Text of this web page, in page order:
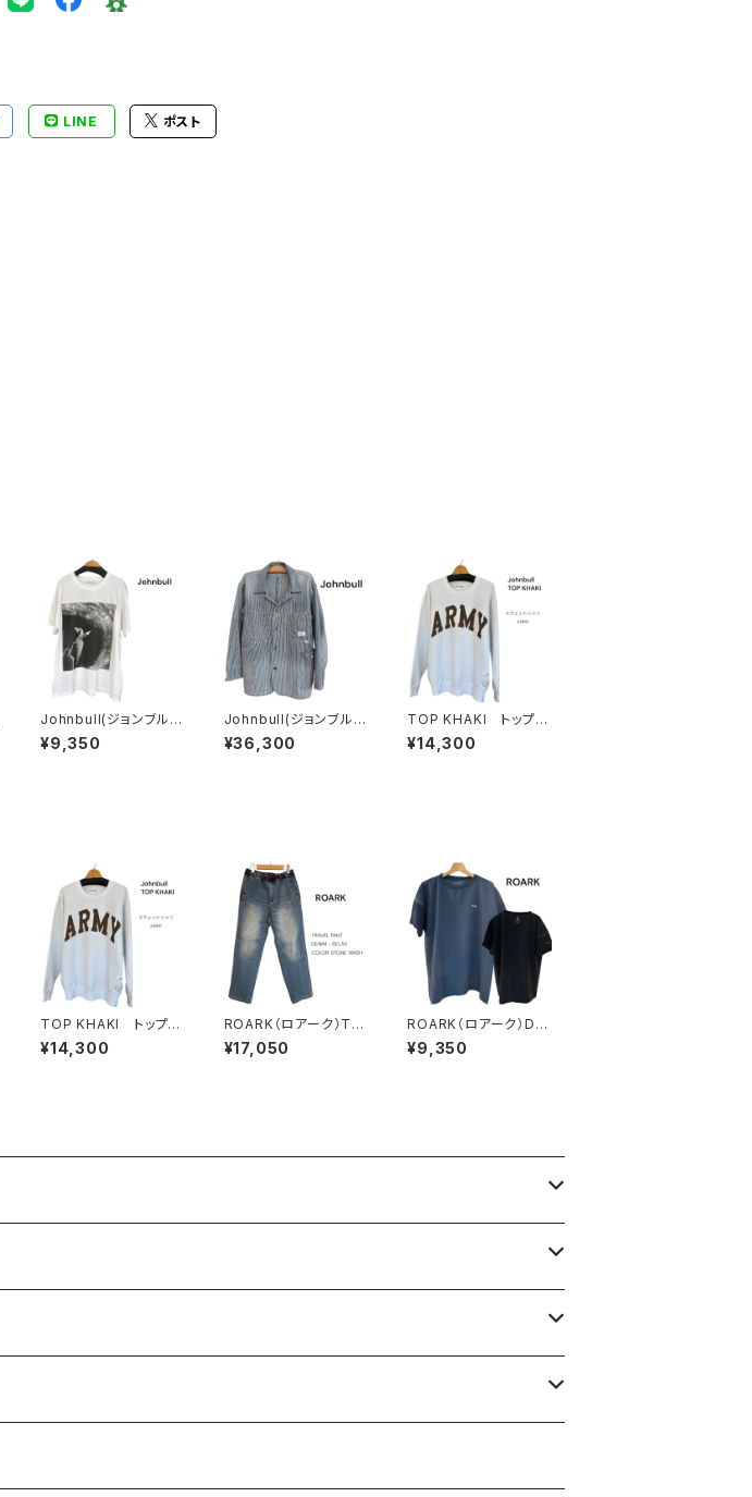
LINE ポスト
Johnbull(ジョンブル)
FANTASIA / Spellbo
und Tシャツ
¥9,350
Johnbull(ジョンブル)
【UNION HERCULES
MADE】チョアジャケッ
¥36,300
TOP KHAKI トップカ
ーキ (Johnbull) スウ
ェットシャツ (unisex)
¥14,300
TOP KHAKI トップカ
ーキ (Johnbull) スウ
ェットシャツ (unisex)
¥14,300
ROARK（ロアーク）TR
AVEL PANT DENIM -
RELAX (MENS)
¥17,050
ROARK（ロアーク）DE
LTA QD S/S TEE (ME
NS)
¥9,350